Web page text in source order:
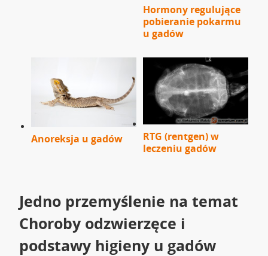
Hormony regulujące
pobieranie pokarmu
u gadów
Anoreksja u gadów
RTG (rentgen) w
leczeniu gadów
Jedno przemyślenie na temat
Choroby odzwierzęce i
podstawy higieny u gadów